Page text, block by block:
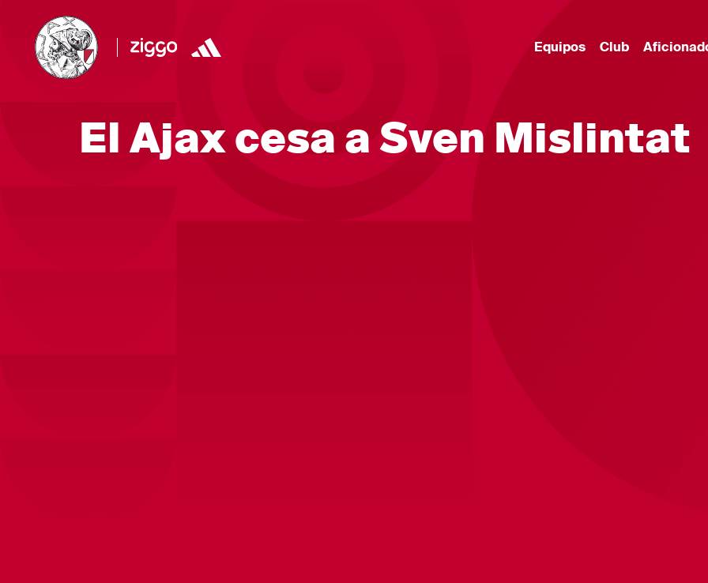
Equipos Club
El Ajax cesa a Sven Mislintat